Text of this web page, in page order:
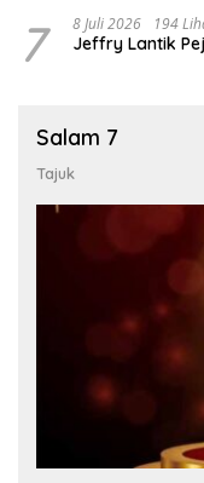
7 8 Juli 2026 194
Jeffry Lantik
Salam 7
Tajuk